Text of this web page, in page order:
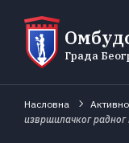
Града
Насловна
извршилачког радног